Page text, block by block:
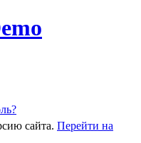
сайта. Перейти на